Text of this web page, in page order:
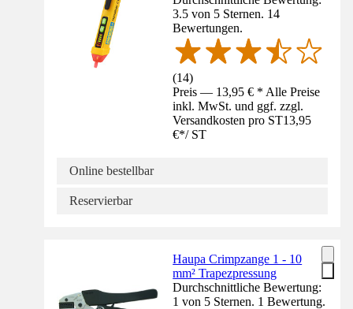
3.5 von 5 Sternen. 14
Bewertungen.
(14)
Preis — 13,95 € * Alle Preise
inkl. MwSt. und ggf. zzgl.
Versandkosten pro ST13,95
€*/ ST
Online bestellbar
Reservierbar
Haupa Crimpzange 1 - 10
mm² Trapezpressung
Durchschnittliche Bewertung:
1 von 5 Sternen. 1 Bewertung.